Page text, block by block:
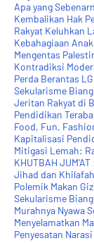
Apa yang
Kembalikan Hak
Rakyat Keluhkan
Kebahagiaan
Mengentas
Kontradiksi
Perda Berantas
Sekularisme
Jeritan Rakyat di
Pendidikan
Food, Fun,
Kapitalisasi
Mitigasi Lemah:
KHUTBAH
Jihad dan
Polemik Makan
Sekularisme
Murahnya Nyawa
Menyelamatkan
Penyesatan